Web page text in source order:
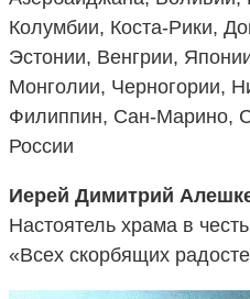
Колумбии, Коста-Рики,
Эстонии, Венгрии,
Монголии, Черногории,
Филиппин, Сан-Марино,
России
Иерей Димитрий
Настоятель храма в
«Всех скорбящих